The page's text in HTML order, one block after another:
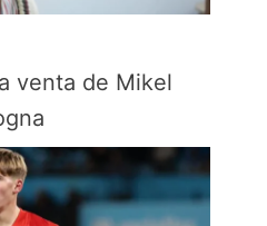
venta de Mikel